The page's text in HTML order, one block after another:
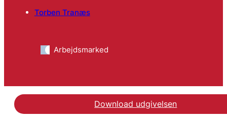
Torben Tranæs
Arbejdsmarked
Download udgivelsen